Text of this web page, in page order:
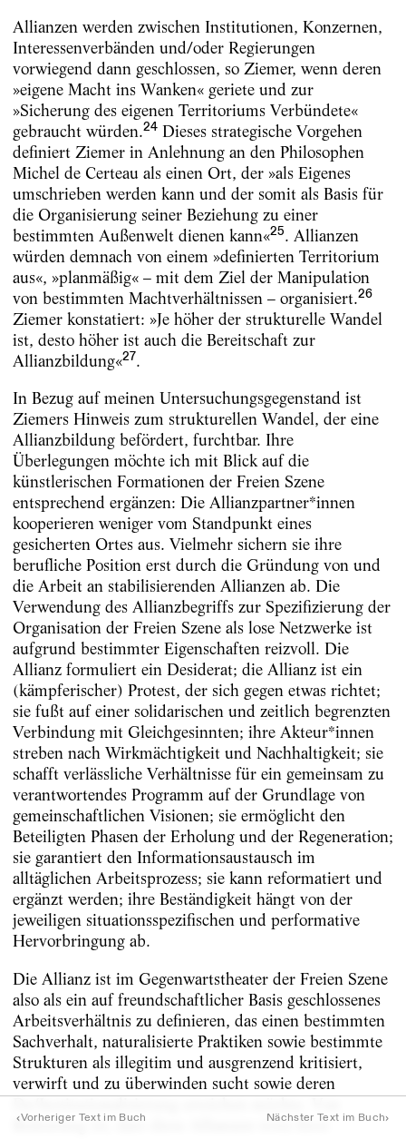
Allianzen werden zwischen Institutionen, Konzernen,
Interessenverbänden und/oder Regierungen
vorwiegend dann geschlossen, so Ziemer, wenn deren
»eigene Macht ins Wanken« geriete und zur
»Sicherung des eigenen Territoriums Verbündete«
gebraucht würden.24Dieses strategische Vorgehen
definiert Ziemer in Anlehnung an den Philosophen
Michel de Certeau als einen Ort, der »als Eigenes
umschrieben werden kann und der somit als Basis für
die Organisierung seiner Beziehung zu einer
bestimmten Außenwelt dienen kann«25. Allianzen
würden demnach von einem »definierten Territorium
aus«, »planmäßig« – mit dem Ziel der Manipulation
von bestimmten Machtverhältnissen – organisiert.26
Ziemer konstatiert: »Je höher der strukturelle Wandel
ist, desto höher ist auch die Bereitschaft zur
Allianzbildung«27.
In Bezug auf meinen Untersuchungsgegenstand ist
Ziemers Hinweis zum strukturellen Wandel, der eine
Allianzbildung befördert, furchtbar. Ihre
Überlegungen möchte ich mit Blick auf die
künstlerischen Formationen der Freien Szene
entsprechend ergänzen: Die Allianzpartner*innen
kooperieren weniger vom Standpunkt eines
gesicherten Ortes aus. Vielmehr sichern sie ihre
berufliche Position erst durch die Gründung von und
die Arbeit an stabilisierenden Allianzen ab. Die
Verwendung des Allianzbegriffs zur Spezifizierung der
Organisation der Freien Szene als lose Netzwerke ist
aufgrund bestimmter Eigenschaften reizvoll. Die
Allianz formuliert ein Desiderat; die Allianz ist ein
(kämpferischer) Protest, der sich gegen etwas richtet;
sie fußt auf einer solidarischen und zeitlich begrenzten
Verbindung mit Gleichgesinnten; ihre Akteur*innen
streben nach Wirkmächtigkeit und Nachhaltigkeit; sie
schafft verlässliche Verhältnisse für ein gemeinsam zu
verantwortendes Programm auf der Grundlage von
gemeinschaftlichen Visionen; sie ermöglicht den
Beteiligten Phasen der Erholung und der Regeneration;
sie garantiert den Informationsaustausch im
alltäglichen Arbeitsprozess; sie kann reformatiert und
ergänzt werden; ihre Beständigkeit hängt von der
jeweiligen situationsspezifischen und performative
Hervorbringung ab.
Die Allianz ist im Gegenwartstheater der Freien Szene
also als ein auf freundschaftlicher Basis geschlossenes
Arbeitsverhältnis zu definieren, das einen bestimmten
Sachverhalt, naturalisierte Praktiken sowie bestimmte
Strukturen als illegitim und ausgrenzend kritisiert,
verwirft und zu überwinden sucht sowie deren
Bedeutung ist, dass diese Allianzen trotz ihrer
‹Vorheriger Text im Buch Nächster Text im Buch›